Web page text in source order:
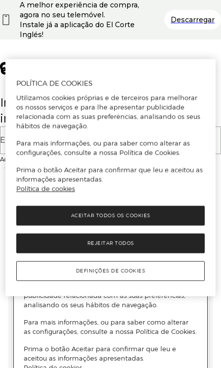
Insira o seu email para se registar ou
iniciar sessão.
E-mail
Ao continuar, aceitas as
A melhor experiência de compra,
agora no seu telemóvel.
Instale já a aplicação do El Corte
Inglés!
Descarregar
POLÍTICA DE COOKIES
Utilizamos cookies próprias e de terceiros para melhorar
os nossos serviços e para lhe apresentar publicidade
relacionada com as suas preferências, analisando os seus
hábitos de navegação.
Para mais informações, ou para saber como alterar as
configurações, consulte a nossa Política de Cookies.
Prima o botão Aceitar para confirmar que leu e aceitou as
informações apresentadas.
Política de cookies
REJEITAR TODOS
ACEITAR TODOS OS COOKIES
DEFINIÇÕES DE COOKIES